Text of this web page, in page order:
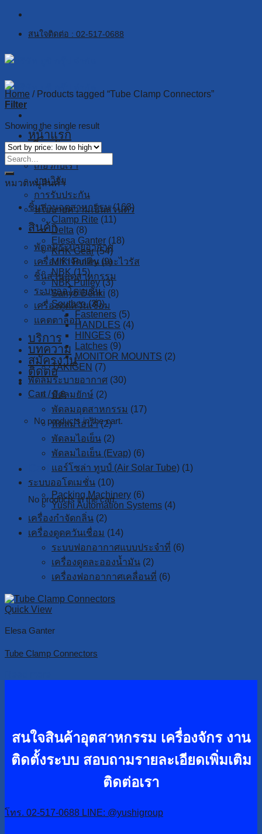
Skip
contentสนใจติดต่อ : 02-517-0688
หน้าแรก
เกี่ยวกับเรา
เกี่ยวกับเรา
งานวิจัย
การรับประกัน
นโยบายความเป็นส่วนตัว
สินค้า
พัดลมระบายอากาศ
เครื่องกำจัดกลิ่น และไวรัส
ชิ้นส่วนอุตสาหกรรม
ระบบออโตเมชั่น
เครื่องดูดควันเชื่อม
แคตตาล็อก
บริการ
บทความ
สมัครงาน
ติดต่อ
Cart /0฿
No products in the cart.
Cart
No products in the cart.
Home /Products tagged “Tube Clamp Connectors”
Filter
Showing the single result
หมวดหมู่สินค้า
ชิ้นส่วนอุตสาหกรรม (163)
Clamp Rite (11)
Delta (8)
Elesa Ganter (18)
KHK Gear (54)
MIKI Pulley (9)
NBK (15)
NBK Pulley (3)
Sanyo Denki (8)
Southco (30)
Fasteners (5)
HANDLES (4)
HINGES (6)
Latches (9)
MONITOR MOUNTS (2)
TAKIGEN (7)
พัดลมระบายอากาศ (30)
พัดลมยักษ์ (2)
พัดลมอุตสาหกรรม (17)
พัดลมไอน้ำ (2)
พัดลมไอเย็น (2)
พัดลมไอเย็น (Evap) (6)
แอร์โซล่า ทูบป์ (Air Solar Tube) (1)
ระบบออโตเมชั่น (10)
Packing Machinery (6)
Yushi Automation Systems (4)
เครื่องกำจัดกลิ่น (2)
เครื่องดูดควันเชื่อม (14)
ระบบฟอกอากาศแบบประจำที่ (6)
เครื่องดูดละอองน้ำมัน (2)
เครื่องฟอกอากาศเคลื่อนที่ (6)
Quick View
Elesa Ganter
Tube Clamp Connectors
สนใจสินค้าอุตสาหกรรม เครื่องจักร งาน
ติดตั้งระบบ สอบถามรายละเอียดเพิ่มเติม
ติดต่อเรา
โทร. 02-517-0688 LINE: @yushigroup